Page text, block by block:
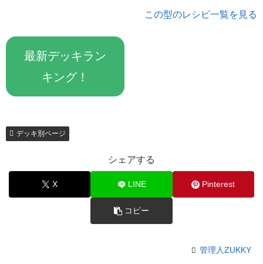
この型のレシピ一覧を見る
最新デッキラン
キング！
デッキ別ページ
シェアする
X LINE Pinterest
コピー
管理人ZUKKY